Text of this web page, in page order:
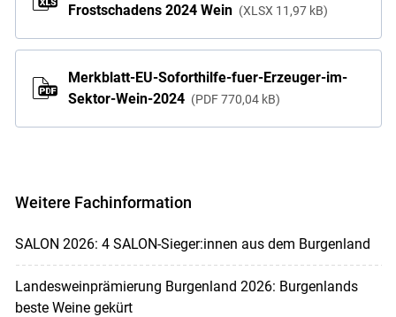
Frostschadens 2024 Wein
XLSX 11,97 kB
Merkblatt-EU-Soforthilfe-fuer-Erzeuger-im-
Sektor-Wein-2024
PDF 770,04 kB
Weitere Fachinformation
SALON 2026: 4 SALON-Sieger:innen aus dem Burgenland
Landesweinprämierung Burgenland 2026: Burgenlands
beste Weine gekürt